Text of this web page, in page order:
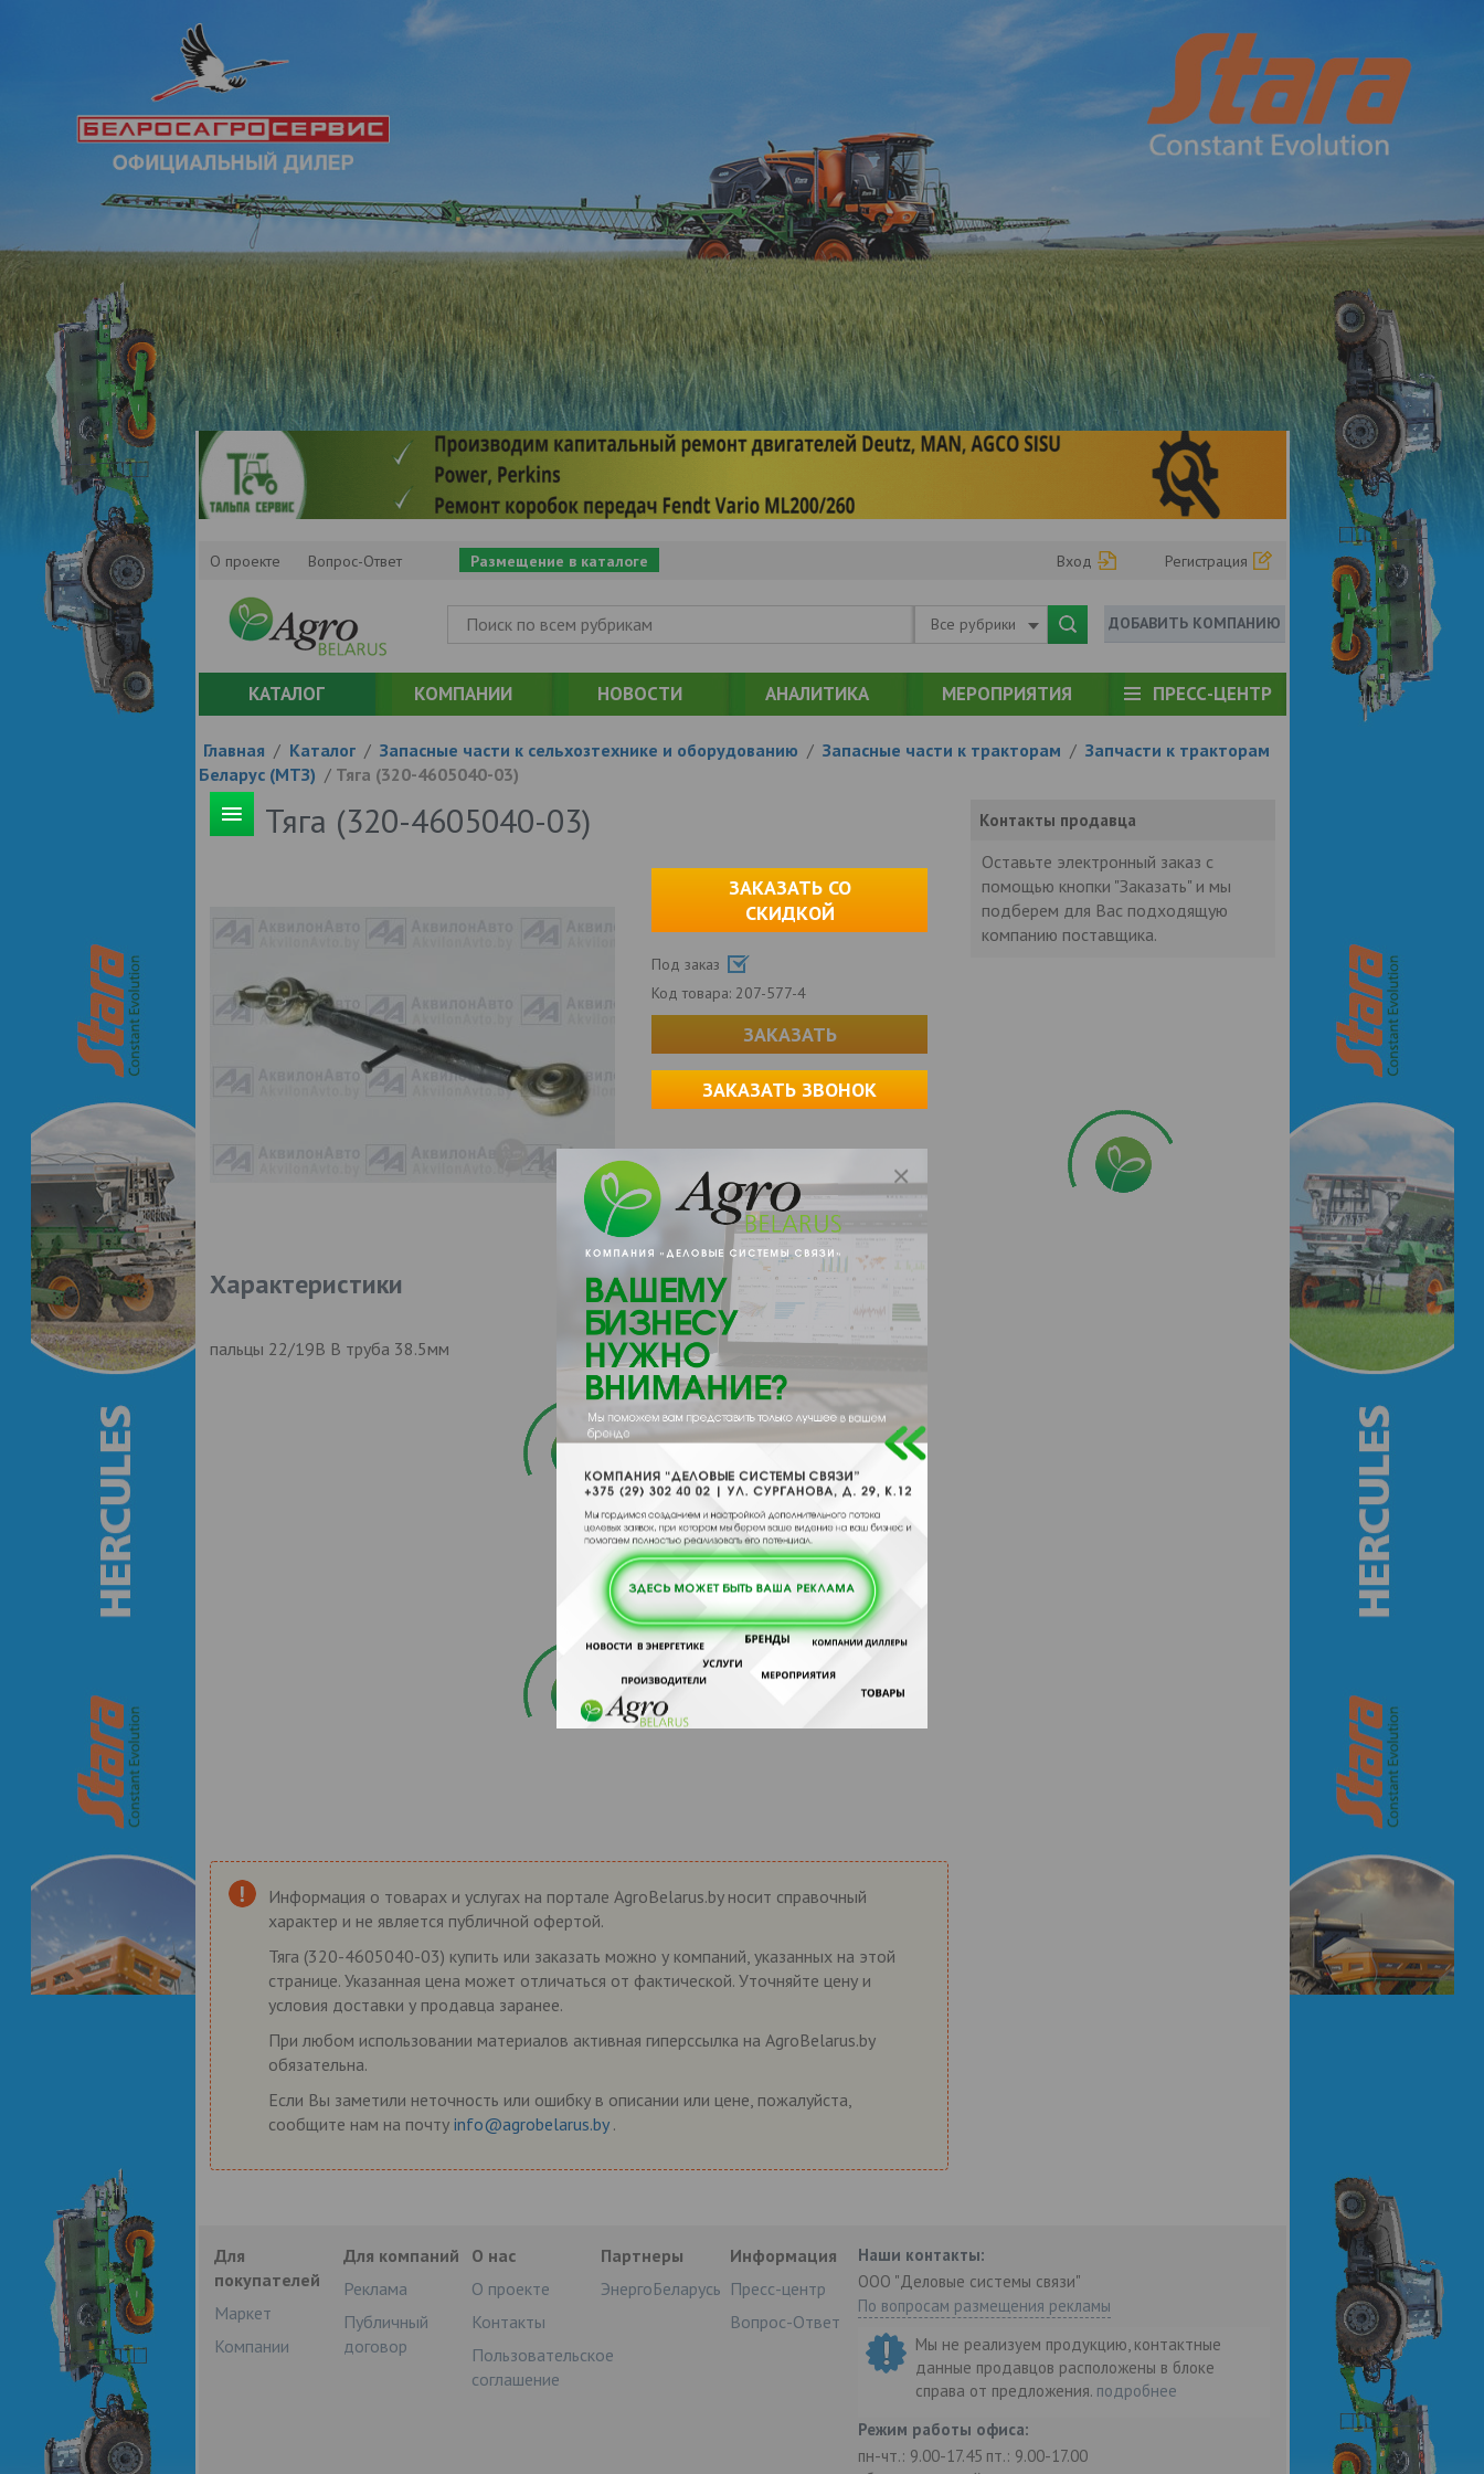
О проекте Вопрос-Ответ Размещение в каталоге Вход Регистрация
Все рубрики ДОБАВИТЬ КОМПАНИЮ
КАТАЛОГ КОМПАНИИ НОВОСТИ АНАЛИТИКА МЕРОПРИЯТИЯ ПРЕСС-ЦЕНТР
Главная / Каталог / Запасные части к сельхозтехнике и оборудованию / Запасные части к тракторам / Запчасти к тракторам
Беларус (МТЗ) / Тяга (320-4605040-03)
Тяга (320-4605040-03)
ЗАКАЗАТЬ СО
СКИДКОЙ
Под заказ
Код товара: 207-577-4
ЗАКАЗАТЬ
ЗАКАЗАТЬ ЗВОНОК
Характеристики
пальцы 22/19В В труба 38.5мм
Контакты продавца
Оставьте электронный заказ с
помощью кнопки "Заказать" и мы
подберем для Вас подходящую
компанию поставщика.
Информация о товарах и услугах на портале AgroBelarus.by носит справочный
характер и не является публичной офертой.
Тяга (320-4605040-03) купить или заказать можно у компаний, указанных на этой
странице. Указанная цена может отличаться от фактической. Уточняйте цену и
условия доставки у продавца заранее.
При любом использовании материалов активная гиперссылка на AgroBelarus.by
обязательна.
Если Вы заметили неточность или ошибку в описании или цене, пожалуйста,
сообщите нам на почту info@agrobelarus.by .
Для
покупателей
Маркет
Компании
Для компаний
Реклама
Публичный
договор
О нас
О проекте
Контакты
Пользовательское
соглашение
Партнеры
ЭнергоБеларусь
Информация
Пресс-центр
Вопрос-Ответ
Наши контакты:
ООО "Деловые системы связи"
По вопросам размещения рекламы
Мы не реализуем продукцию, контактные
данные продавцов расположены в блоке
справа от предложения. подробнее
Режим работы офиса:
пн-чт.: 9.00-17.45 пт.: 9.00-17.00